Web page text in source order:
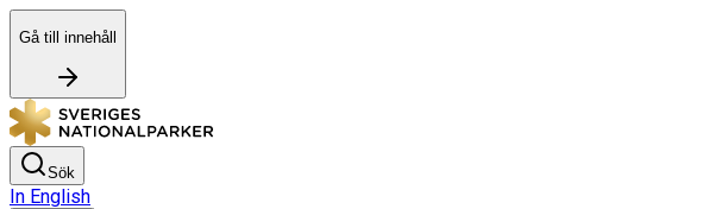
Gå till innehåll
Sök
In English